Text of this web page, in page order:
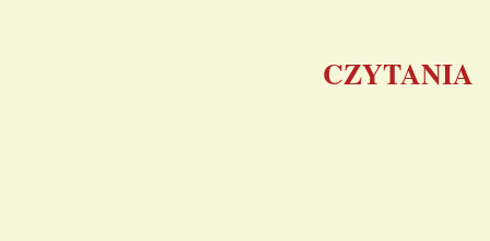
CZYTANIA